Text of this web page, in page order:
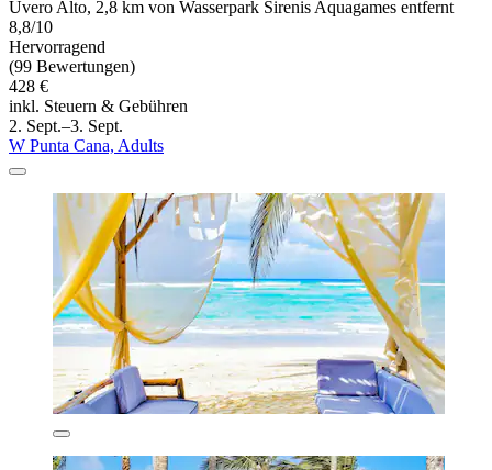
Uvero Alto, 2,8 km von Wasserpark Sirenis Aquagames entfernt
8,8/10
Hervorragend
(99 Bewertungen)
428 €
inkl. Steuern & Gebühren
2. Sept.–3. Sept.
W Punta Cana, Adults